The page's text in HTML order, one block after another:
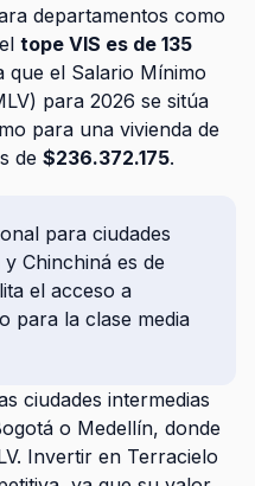
departamentos como
tope VIS es de 135
que el Salario Mínimo
para 2026 se sitúa
para una vivienda de
de $236.372.175.
para ciudades
Chinchiná es de
el acceso a
para la clase media
ciudades intermedias
o Medellín, donde
Invertir en Terracielo